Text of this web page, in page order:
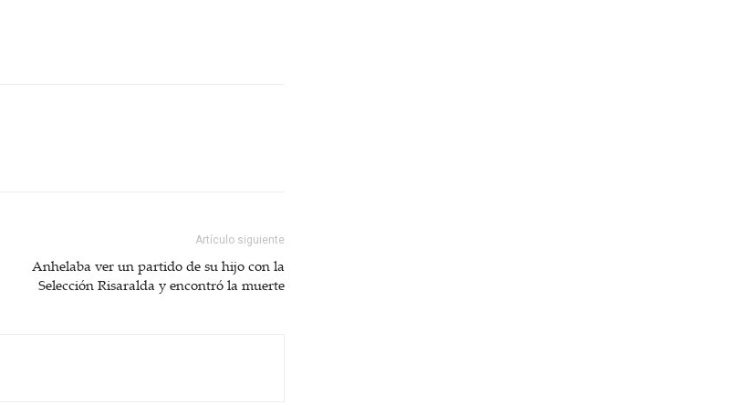
Artículo siguiente
Anhelaba ver un partido de su hijo con la
Selección Risaralda y encontró la muerte